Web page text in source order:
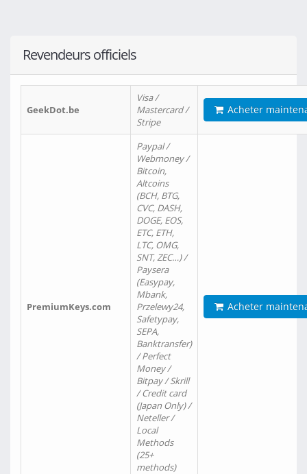
Revendeurs officiels
GeekDot.be
Visa /
Mastercard /
Stripe
Acheter
PremiumKeys.com
Paypal /
Webmoney /
Bitcoin,
Altcoins
(BCH, BTG,
CVC, DASH,
DOGE, EOS,
ETC, ETH,
LTC, OMG,
SNT, ZEC…) /
Paysera
(Easypay,
Mbank,
Przelewy24,
Safetypay,
SEPA,
Banktransfer)
/ Perfect
Money /
Bitpay / Skrill
/ Credit card
(Japan Only) /
Neteller /
Local
Methods
(25+
methods)
Acheter